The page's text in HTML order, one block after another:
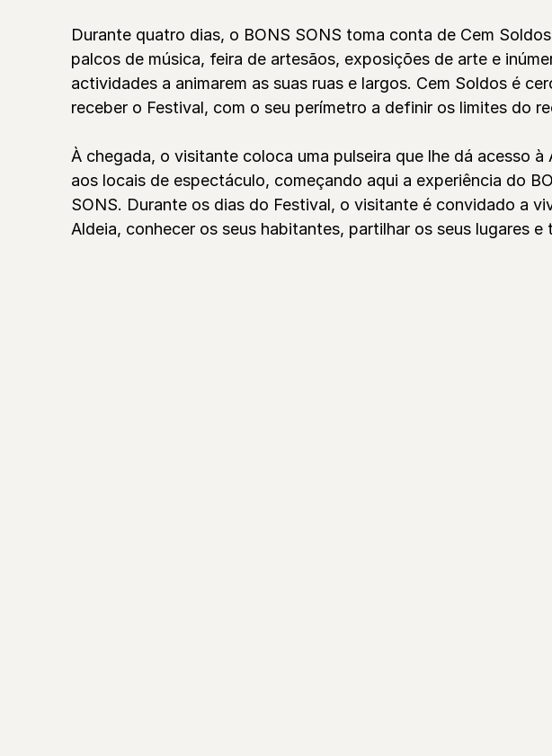
Durante quatro dias, o BONS SONS toma conta de Cem
palcos de música, feira de artesãos, exposições de arte e
actividades a animarem as suas ruas e largos. Cem Soldos é
receber o Festival, com o seu perímetro a definir os limites do
À chegada, o visitante coloca uma pulseira que lhe dá acesso à
aos locais de espectáculo, começando aqui a experiência do
SONS. Durante os dias do Festival, o visitante é convidado a
Aldeia, conhecer os seus habitantes, partilhar os seus lugares e